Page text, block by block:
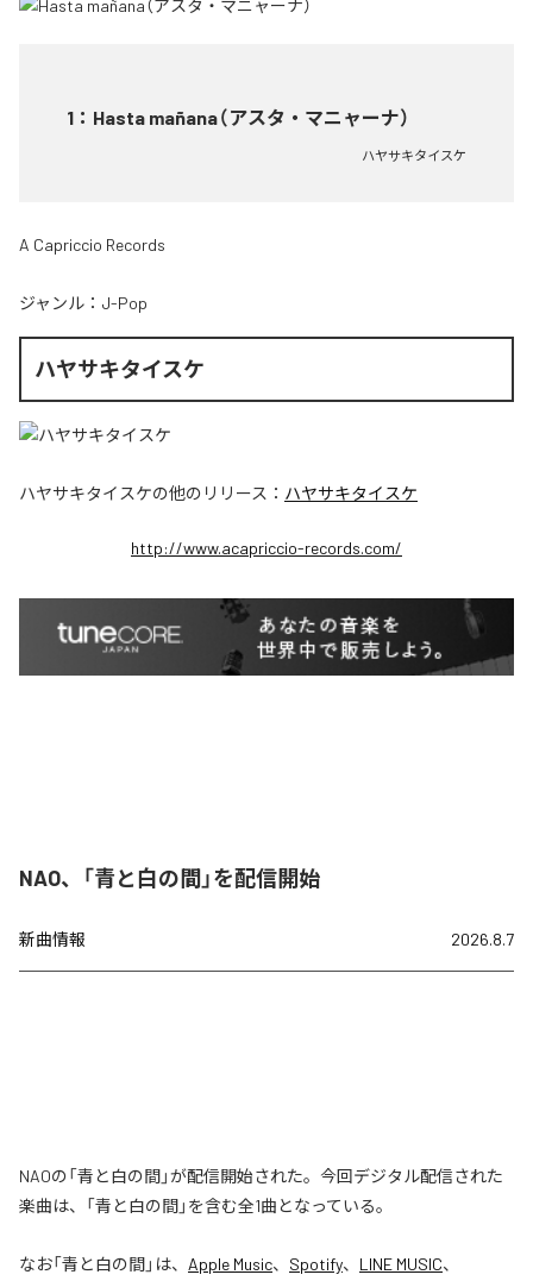
1 ： Hasta mañana（アスタ・マニャーナ）
ハヤサキタイスケ
A Capriccio Records
ジャンル： J-Pop
ハヤサキタイスケ
ハヤサキタイスケの他のリリース： ハヤサキタイスケ
http://www.acapriccio-records.com/
NAO、「青と白の間」を配信開始
新曲情報 2026.8.7
NAOの「青と白の間」が配信開始された。今回デジタル配信された
楽曲は、「青と白の間」を含む全1曲となっている。
なお「青と白の間」は、 Apple Music、 Spotify、 LINE MUSIC、